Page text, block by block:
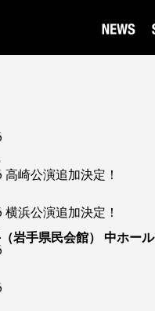
高崎公演追加決定！
横浜公演追加決定！
岩手県民会館） 中ホール